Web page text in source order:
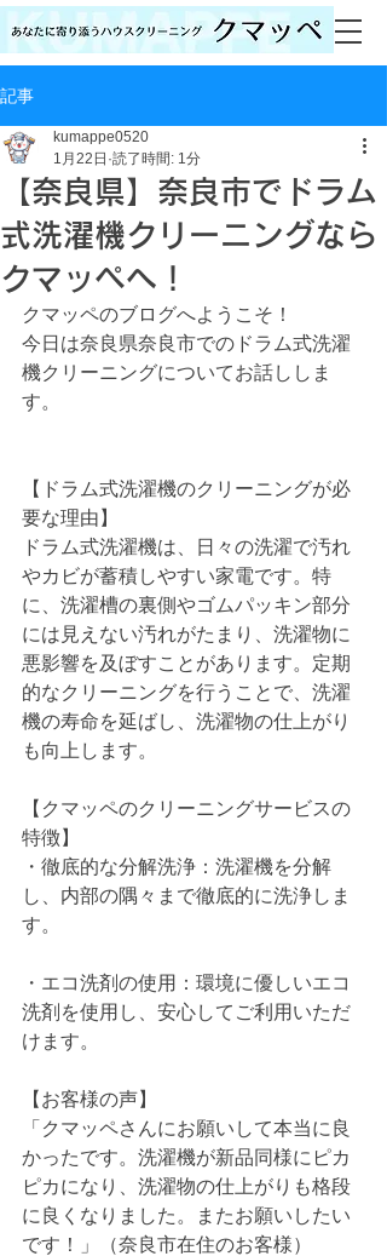
記事
【奈良県】奈良市でドラム
式洗濯機クリーニングなら
クマッペへ！
kumappe0520
1月22日 読了時間: 1分
クマッペのブログへようこそ！
今日は奈良県奈良市でのドラム式洗濯
機クリーニングについてお話ししま
す。
【ドラム式洗濯機のクリーニングが必
要な理由】
ドラム式洗濯機は、日々の洗濯で汚れ
やカビが蓄積しやすい家電です。特
に、洗濯槽の裏側やゴムパッキン部分
には見えない汚れがたまり、洗濯物に
悪影響を及ぼすことがあります。定期
的なクリーニングを行うことで、洗濯
機の寿命を延ばし、洗濯物の仕上がり
も向上します。
【クマッペのクリーニングサービスの
特徴】
・徹底的な分解洗浄：洗濯機を分解
し、内部の隅々まで徹底的に洗浄しま
す。
・エコ洗剤の使用：環境に優しいエコ
洗剤を使用し、安心してご利用いただ
けます。
【お客様の声】
「クマッペさんにお願いして本当に良
かったです。洗濯機が新品同様にピカ
ピカになり、洗濯物の仕上がりも格段
に良くなりました。またお願いしたい
です！」（奈良市在住のお客様）